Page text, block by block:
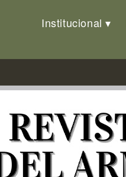
Institucional